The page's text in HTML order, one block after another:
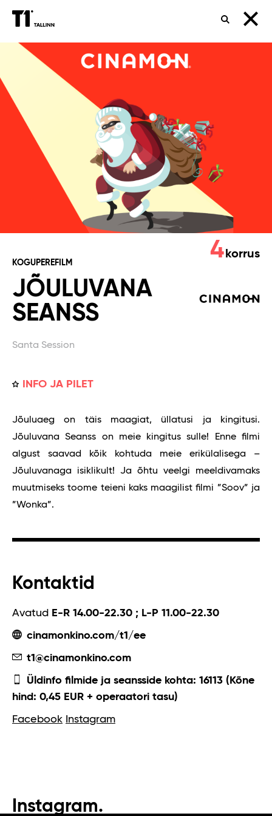
OTSING
JÕULUVANA
SEANSS
KOGUPEREFILM
JÕULUVANA
SEANSS
Santa Session
INFO JA PILET
4 korrus
Jõuluaeg on täis maagiat, üllatusi ja kingitusi.
Jõuluvana Seanss on meie kingitus sulle! Enne filmi
algust saavad kõik kohtuda meie erikülalisega –
Jõuluvanaga isiklikult! Ja õhtu veelgi meeldivamaks
muutmiseks toome teieni kaks maagilist filmi ”Soov” ja
”Wonka”.
Kontaktid
Avatud E-R 14.00-22.30 ; L-P 11.00-22.30
cinamonkino.com/t1/ee
t1@cinamonkino.com
Üldinfo filmide ja seansside kohta: 16113 (Kõne
hind: 0,45 EUR + operaatori tasu)
Facebook Instagram
Instagram.